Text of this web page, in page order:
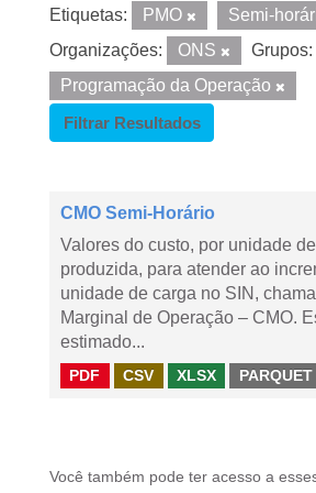
Etiquetas: PMO
Semi-
Organizações:
ONS
Grupos:
Programação da Operação
Filtrar Resultados
CMO Semi-Horário
Valores do custo, por unidade
produzida, para atender ao
unidade de carga no SIN,
Marginal de Operação – CMO.
estimado...
PDF CSV XLSX PARQUET
Você também pode ter acesso a